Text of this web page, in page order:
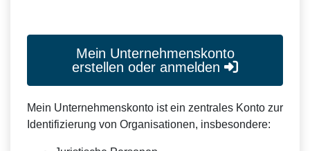
Mein Unternehmenskonto
erstellen oder anmelden
Mein Unternehmenskonto ist ein zentrales Konto zur
Identifizierung von Organisationen, insbesondere: